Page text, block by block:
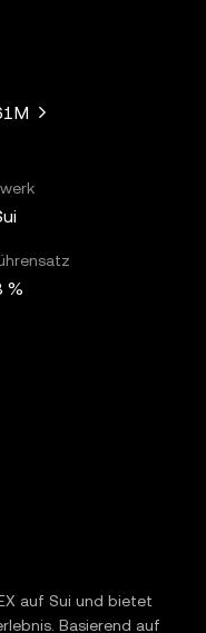
%
auf Sui und bietet
Basierend auf